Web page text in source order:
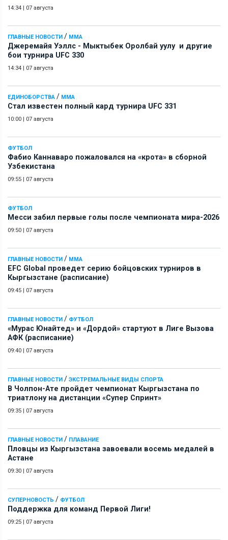
14:34 | 07 августа
ГЛАВНЫЕ НОВОСТИ / ММА
Джеремайя Уэллс - Мыктыбек Оролбай уулу и другие
бои турнира UFC 330
14:34 | 07 августа
ЕДИНОБОРСТВА / ММА
Стал известен полный кард турнира UFC 331
10:00 | 07 августа
ФУТБОЛ
Фабио Каннаваро пожаловался на «крота» в сборной
Узбекистана
09:55 | 07 августа
ФУТБОЛ
Месси забил первые голы после чемпионата мира-2026
09:50 | 07 августа
ГЛАВНЫЕ НОВОСТИ / ММА
EFC Global проведет серию бойцовских турниров в
Кыргызстане (расписание)
09:45 | 07 августа
ГЛАВНЫЕ НОВОСТИ / ФУТБОЛ
«Мурас Юнайтед» и «Дордой» стартуют в Лиге Вызова
АФК (расписание)
09:40 | 07 августа
ГЛАВНЫЕ НОВОСТИ / ЭКСТРЕМАЛЬНЫЕ ВИДЫ СПОРТА
В Чолпон-Ате пройдет чемпионат Кыргызстана по
триатлону на дистанции «Супер Спринт»
09:35 | 07 августа
ГЛАВНЫЕ НОВОСТИ / ПЛАВАНИЕ
Пловцы из Кыргызстана завоевали восемь медалей в
Астане
09:30 | 07 августа
СУПЕРНОВОСТЬ / ФУТБОЛ
Поддержка для команд Первой Лиги!
09:25 | 07 августа